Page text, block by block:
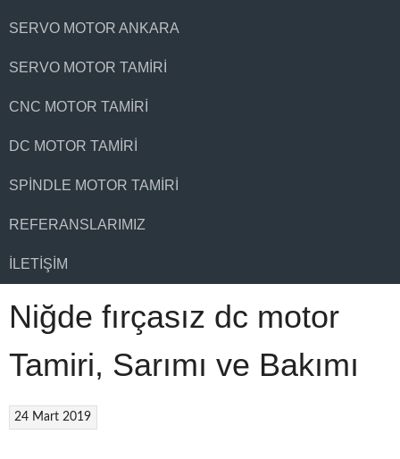
SERVO MOTOR ANKARA
SERVO MOTOR TAMIRI
CNC MOTOR TAMIRI
DC MOTOR TAMIRI
SPINDLE MOTOR TAMIRI
REFERANSLARIMIZ
İLETIŞIM
Niğde fırçasız dc motor
Tamiri, Sarımı ve Bakımı
24 Mart 2019